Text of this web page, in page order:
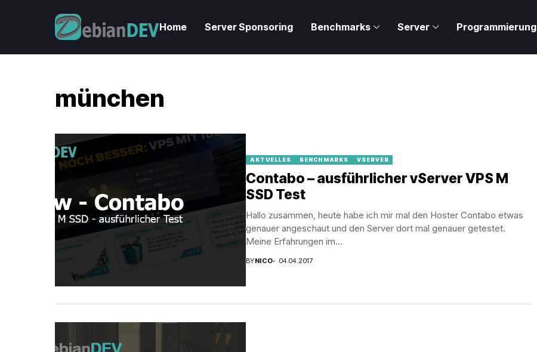
Home Server Sponsoring Benchmarks Server Programmierung
münchen
AKTUELLES BENCHMARKS VSERVER
Contabo – ausführlicher vServer VPS M
SSD Test
Hallo zusammen, heute habe ich mir mal den Hoster Contabo etwas
genauer angeschaut und den Server dort mal genauer getestet.
Meine Erfahrungen im...
BYNICO 04.04.2017